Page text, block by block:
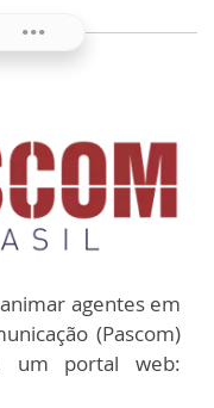
agentes em
(Pascom)
um portal web: